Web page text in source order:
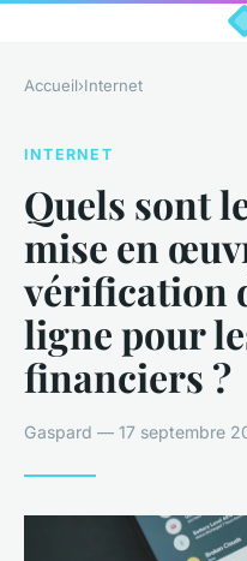
Accueil›Internet
INTERNET
Quels sont
mise en
vérification
ligne pour
financiers ?
Gaspard — 17 septembre